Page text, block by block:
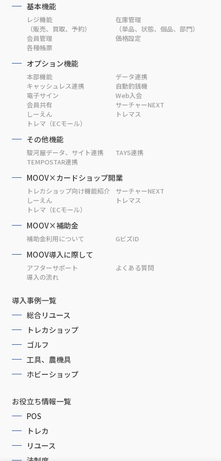
基本機能
レジ機能
（販売、買取、予約）
在庫管理
（単品、状態、個品、部門）
会員管理
価格設定
各種帳票
オプション機能
本部機能
データ連携
キャッシュレス連携
自動釣銭機
電子サイン
Web入会
会員共有
サーチャーNEXT
しーえん
トレマス
トレマ（ECモール）
その他機能
駿河屋データ、サイト連携
TAYS連携
TEMPOSTAR連携
MOOV×カードショップ開業
トレカショップ向け機能紹介
サーチャーNEXT
しーえん
トレマス
トレマ（ECモール）
MOOV×補助金
補助金利用について GビズID
MOOV導入に際して
アフターサポート
よくある質問
導入の流れ
導入事例一覧
総合リユース
トレカショップ
ゴルフ
工具、農機具
ホビーショップ
お役立ち情報一覧
POS
トレカ
リユース